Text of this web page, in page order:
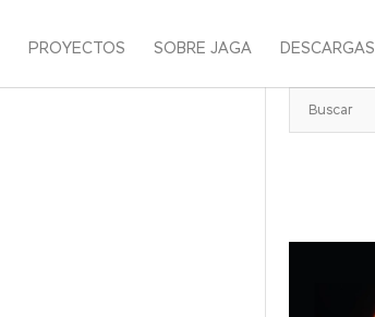
PROYECTOS SOBRE JAGA DESCARGAS